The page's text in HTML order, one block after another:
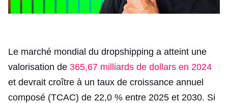
Le marché mondial du dropshipping a atteint une
valorisation de 365,67 milliards de dollars en 2024
et devrait croître à un taux de croissance annuel
composé (TCAC) de 22,0 % entre 2025 et 2030. Si